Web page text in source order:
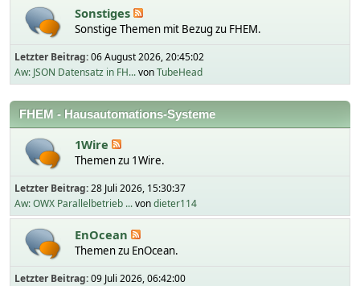
Sonstiges
Sonstige Themen mit Bezug zu FHEM.
Letzter Beitrag:06 August 2026, 20:45:02
Aw: JSON Datensatz in FH...vonTubeHead
FHEM - Hausautomations-Systeme
1Wire
Themen zu 1Wire.
Letzter Beitrag:28 Juli 2026, 15:30:37
Aw: OWX Parallelbetrieb ...vondieter114
EnOcean
Themen zu EnOcean.
Letzter Beitrag:09 Juli 2026, 06:42:00